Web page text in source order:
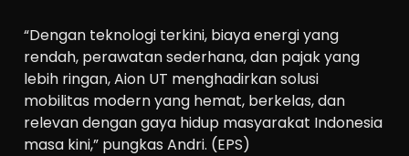
“Dengan teknologi terkini, biaya energi yang
rendah, perawatan sederhana, dan pajak yang
lebih ringan, Aion UT menghadirkan solusi
mobilitas modern yang hemat, berkelas, dan
relevan dengan gaya hidup masyarakat Indonesia
masa kini,” pungkas Andri. (EPS)